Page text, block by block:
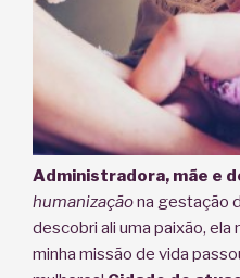
Administradora, mãe e
humanizaçãona gestação
descobri ali uma paixão, ela
minha missão de vida